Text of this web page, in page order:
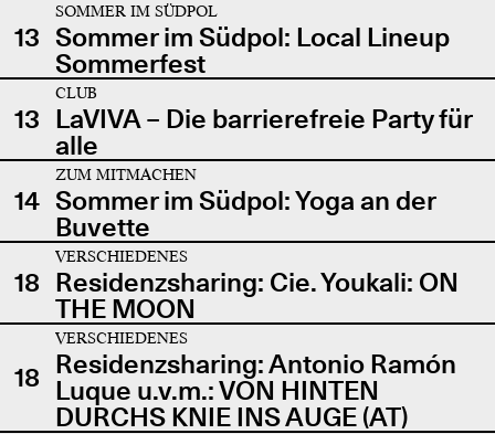
13
SOMMER IM SÜDPOL
Sommer im Südpol: Local Lineup
Sommerfest
13
CLUB
LaVIVA – Die barrierefreie Party für
alle
14
ZUM MITMACHEN
Sommer im Südpol: Yoga an der
Buvette
18
VERSCHIEDENES
Residenzsharing: Cie. Youkali: ON
THE MOON
18
VERSCHIEDENES
Residenzsharing: Antonio Ramón
Luque u.v.m.: VON HINTEN
DURCHS KNIE INS AUGE (AT)